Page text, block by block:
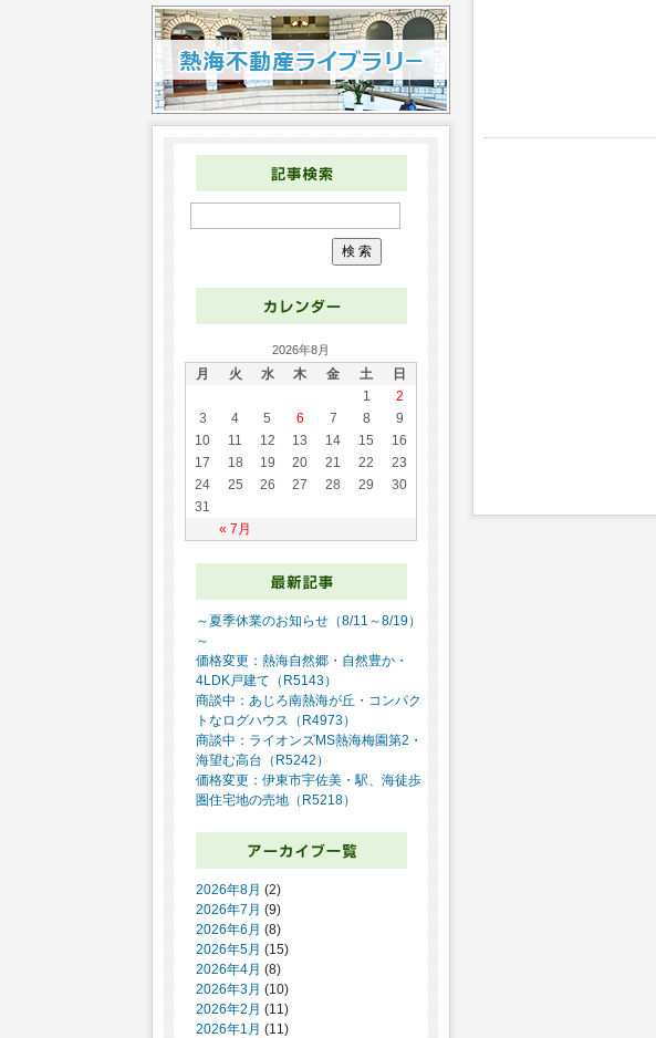
2026年8月
月 火 水 木 金 土 日
« 7月
1
2
3
4 5 6 7 8
9
10
11 12 13 14 15
16
17
18 19 20 21 22
23
24
25 26 27 28 29
30
31
～夏季休業のお知らせ（8/11～8/19）
～
価格変更：熱海自然郷・自然豊か・
4LDK戸建て（R5143）
商談中：あじろ南熱海が丘・コンパク
トなログハウス（R4973）
商談中：ライオンズMS熱海梅園第2・
海望む高台（R5242）
価格変更：伊東市宇佐美・駅、海徒歩
圏住宅地の売地（R5218）
2026年8月 (2)
2026年7月 (9)
2026年6月 (8)
2026年5月 (15)
2026年4月 (8)
2026年3月 (10)
2026年2月 (11)
2026年1月 (11)